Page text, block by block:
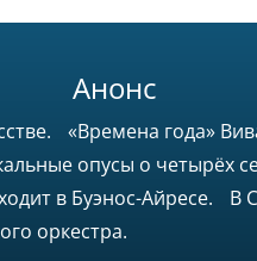
Анонс
«Времена года»
опусы о
в Буэнос-Айресе.
оркестра.